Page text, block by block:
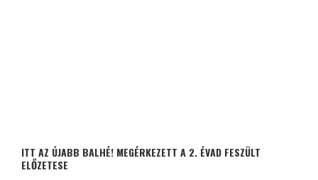
ITT AZ ÚJABB BALHÉ! MEGÉRKEZETT A 2. ÉVAD FESZÜLT
ELŐZETESE